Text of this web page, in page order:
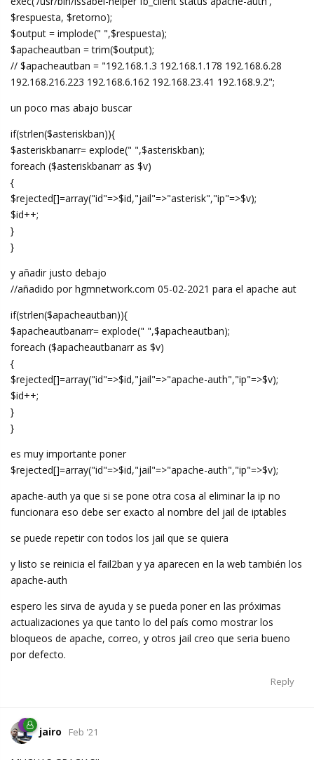
$respuesta, $retorno);
$output = implode(" ",$respuesta);
$apacheautban = trim($output);
// $apacheautban = "192.168.1.3 192.168.1.178 192.168.6.28
192.168.216.223 192.168.6.162 192.168.23.41 192.168.9.2";
un poco mas abajo buscar
if(strlen($asteriskban)){
$asteriskbanarr= explode(" ",$asteriskban);
foreach ($asteriskbanarr as $v)
{
$rejected[]=array("id"=>$id,"jail"=>"asterisk","ip"=>$v);
$id++;
}
}
y añadir justo debajo
//añadido por hgmnetwork.com 05-02-2021 para el apache aut
if(strlen($apacheautban)){
$apacheautbanarr= explode(" ",$apacheautban);
foreach ($apacheautbanarr as $v)
{
$rejected[]=array("id"=>$id,"jail"=>"apache-auth","ip"=>$v);
$id++;
}
}
es muy importante poner
$rejected[]=array("id"=>$id,"jail"=>"apache-auth","ip"=>$v);
apache-auth ya que si se pone otra cosa al eliminar la ip no
funcionara eso debe ser exacto al nombre del jail de iptables
se puede repetir con todos los jail que se quiera
y listo se reinicia el fail2ban y ya aparecen en la web también los
apache-auth
espero les sirva de ayuda y se pueda poner en las próximas
actualizaciones ya que tanto lo del país como mostrar los
bloqueos de apache, correo, y otros jail creo que seria bueno
por defecto.
Reply
jairo Feb '21